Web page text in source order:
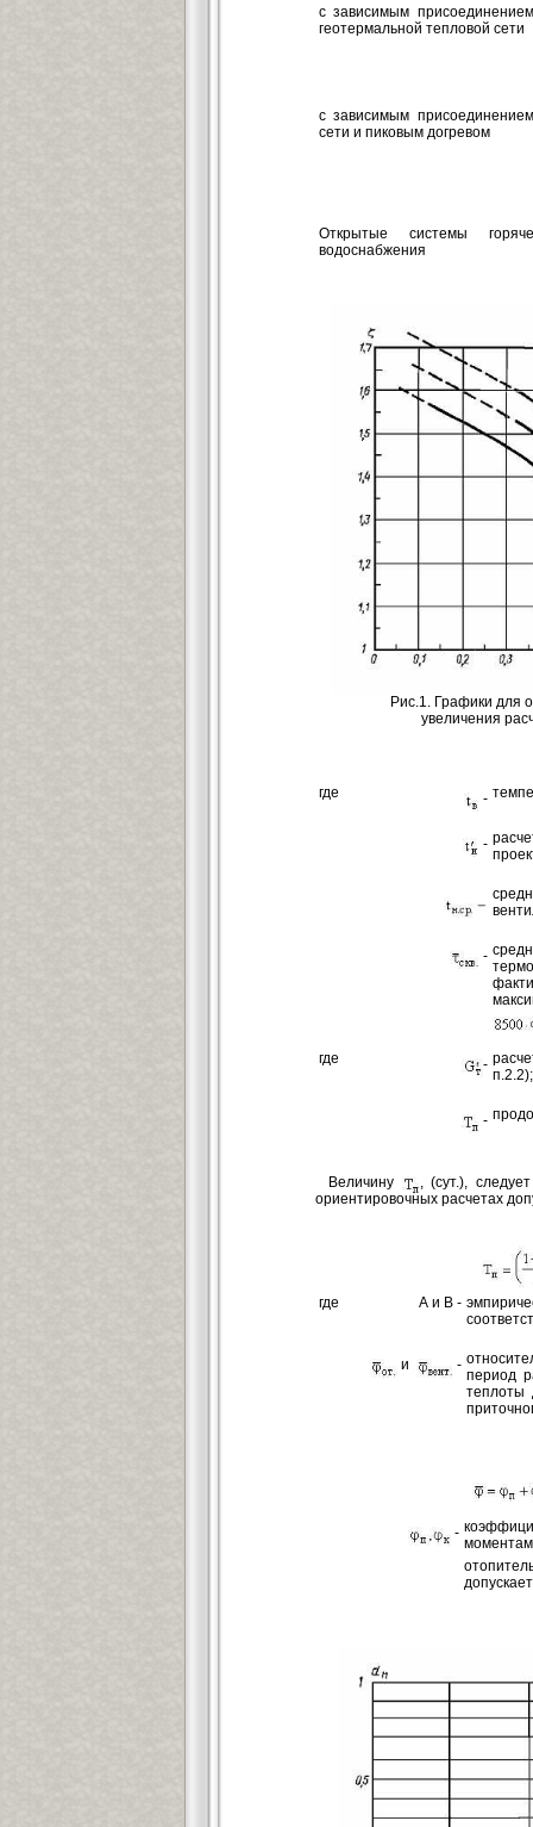
с зависимым
геотермальной тепловой сети
с зависимым
сети и пиковым догревом
Открытые системы
водоснабжения
Рис.1. Графики для
увеличения
где -
-
-
где -
п.2.2);
-
Величину
, (сут.),
ориентировочных расчетах
где А и В -
и -
период
теплоты
-